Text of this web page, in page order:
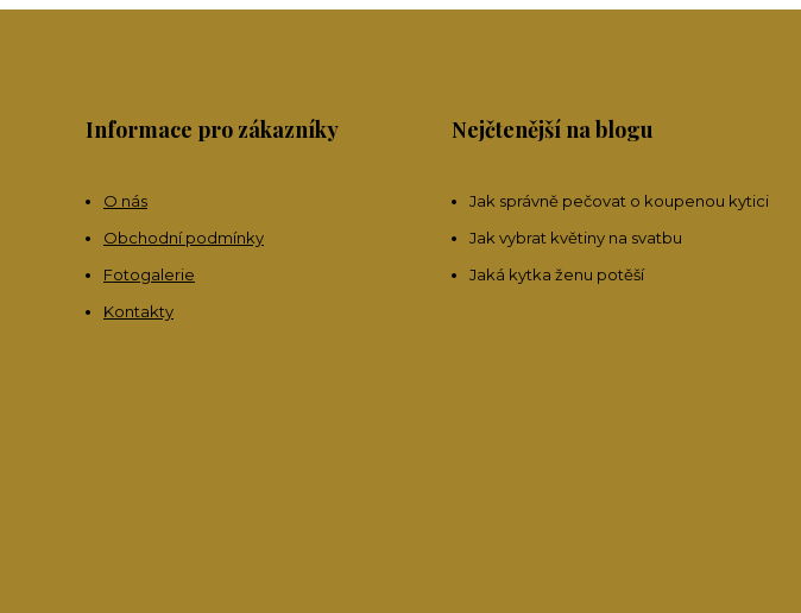
Informace pro zákazníky
O nás
Obchodní podmínky
Fotogalerie
Kontakty
Nejčtenější na blogu
Jak správně pečovat o koupenou kytici
Jak vybrat květiny na svatbu
Jaká kytka ženu potěší